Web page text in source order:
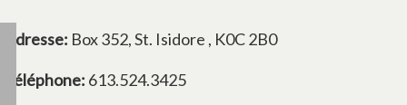
Adresse: Box 352, St. Isidore , K0C 2B0
Téléphone: 613.524.3425